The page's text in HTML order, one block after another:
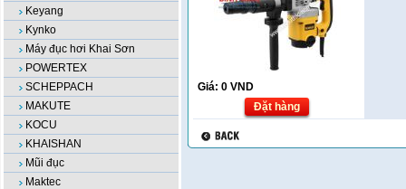
Keyang
Kynko
Máy đục hơi Khai Sơn
POWERTEX
SCHEPPACH
MAKUTE
KOCU
KHAISHAN
Mũi đục
Maktec
Giá: 0 VND
Đặt hàng